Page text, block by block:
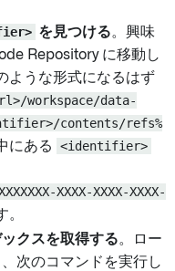
を見つける。興味
Repository に移動し
ような形式になるはず
workspace/data-
contents/refs%
にある
<identifier>
XXXX-XXXX-XXXX-
。
クスを取得する。ロー
次のコマンドを実行し